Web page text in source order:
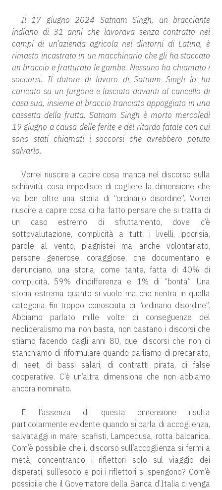
Il 17 giugno 2024 Satnam Singh, un bracciante
indiano di 31 anni che lavorava senza contratto nei
campi di un’azienda agricola nei dintorni di Latina, è
rimasto incastrato in un macchinario che gli ha staccato
un braccio e fratturato le gambe. Nessuno ha chiamato i
soccorsi. Il datore di lavoro di Satnam Singh lo ha
caricato su un furgone e lasciato davanti al cancello di
casa sua, insieme al braccio tranciato appoggiato in una
cassetta della frutta. Satnam Singh è morto mercoledì
19 giugno a causa delle ferite e del ritardo fatale con cui
sono stati chiamati i soccorsi che avrebbero potuto
salvarlo.
Vorrei riuscire a capire cosa manca nel discorso sulla
schiavitù, cosa impedisce di cogliere la dimensione che
va ben oltre una storia di “ordinario disordine”. Vorrei
riuscire a capire cosa ci ha fatto pensare che si tratta di
un caso estremo di sfruttamento, dove c’è
sottovalutazione, complicità a tutti i livelli, ipocrisia,
parole al vento, piagnistei ma anche volontariato,
persone generose, coraggiose, che documentano e
denunciano, una storia, come tante, fatta di 40% di
complicità, 59% d’indifferenza e 1% di “bontà”. Una
storia estrema quanto si vuole ma che rientra in quella
categoria fin troppo conosciuta di “ordinario disordine”.
Abbiamo parlato mille volte di conseguenze del
neoliberalismo ma non basta, non bastano i discorsi che
stiamo facendo dagli anni 80, quei discorsi che non ci
stanchiamo di riformulare quando parliamo di precariato,
di neet, di bassi salari, di contratti pirata, di false
cooperative. C’è un’altra dimensione che non abbiamo
ancora nominato.
E l’assenza di questa dimensione risulta
particolarmente evidente quando si parla di accoglienza,
salvataggi in mare, scafisti, Lampedusa, rotta balcanica.
Com’è possibile che il discorso sull’accoglienza si fermi a
metà, concentrando i riflettori solo sul viaggio dei
disperati, sull’esodo e poi i riflettori si spengono? Com’è
possibile che il Governatore della Banca d’Italia ci venga